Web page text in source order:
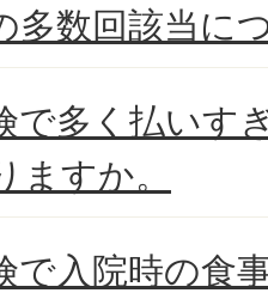
多数回該当に
で多く払いす
ますか。
で入院時の食